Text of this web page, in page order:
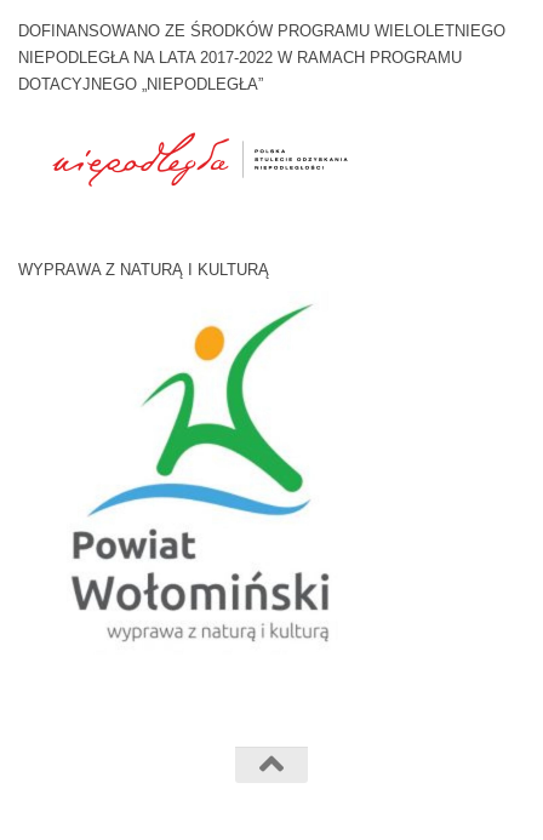
DOFINANSOWANO ZE ŚRODKÓW PROGRAMU WIELOLETNIEGO
NIEPODLEGŁA NA LATA 2017-2022 W RAMACH PROGRAMU
DOTACYJNEGO „NIEPODLEGŁA”
WYPRAWA Z NATURĄ I KULTURĄ